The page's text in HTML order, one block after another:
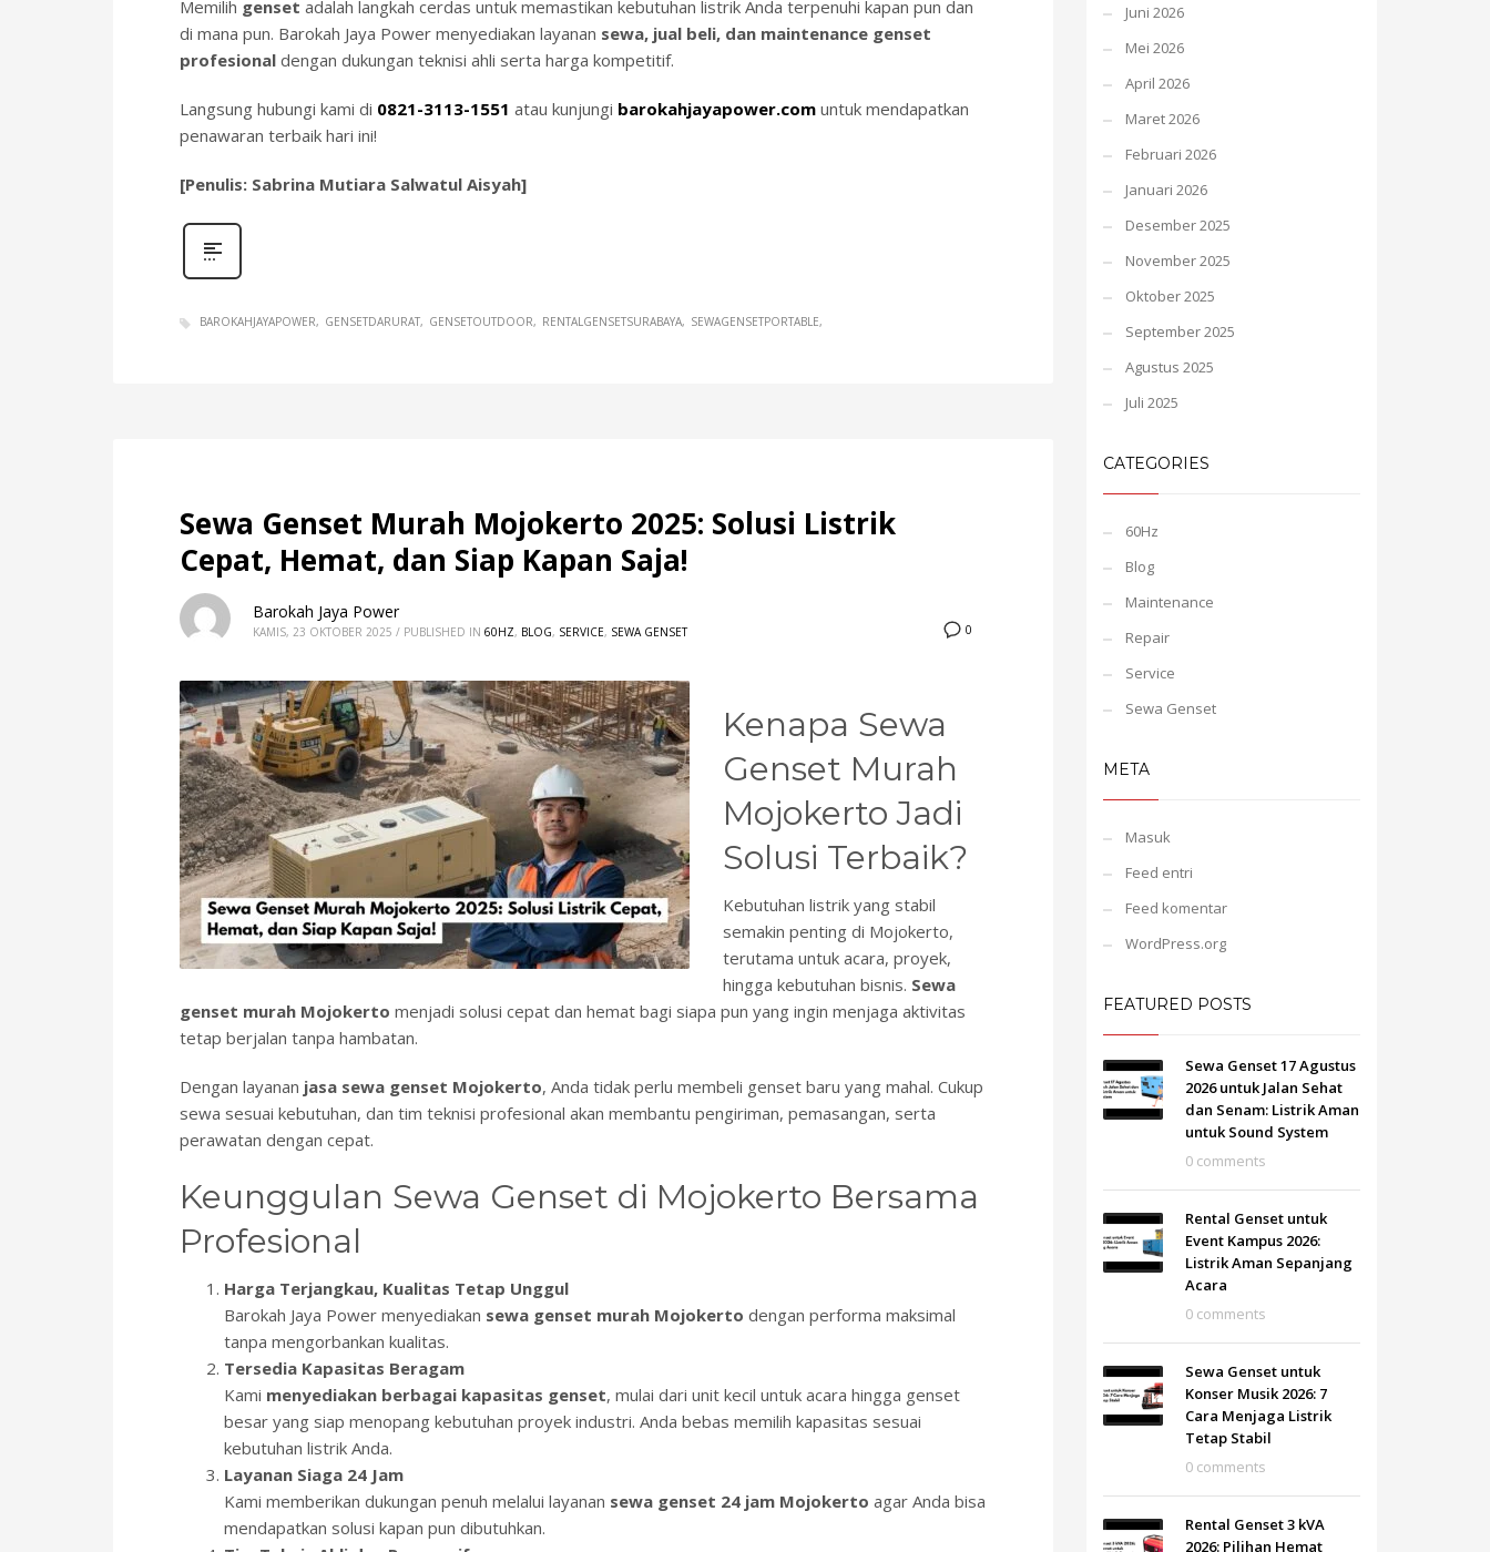
Memilih genset adalah langkah cerdas untuk memastikan kebutuhan listrik Anda terpenuhi kapan pun dan
di mana pun. Barokah Jaya Power menyediakan layanan sewa, jual beli, dan maintenance genset
profesional dengan dukungan teknisi ahli serta harga kompetitif.
Langsung hubungi kami di 0821-3113-1551 atau kunjungi barokahjayapower.com untuk mendapatkan
penawaran terbaik hari ini!
[Penulis: Sabrina Mutiara Salwatul Aisyah]
BAROKAHJAYAPOWER GENSETDARURAT GENSETOUTDOOR RENTALGENSETSURABAYA SEWAGENSETPORTABLE
Sewa Genset Murah Mojokerto 2025: Solusi Listrik
Cepat, Hemat, dan Siap Kapan Saja!
0
Barokah Jaya Power
KAMIS, 23 OKTOBER 2025 / PUBLISHED IN 60HZ, BLOG, SERVICE, SEWA GENSET
Kenapa Sewa
Genset Murah
Mojokerto Jadi
Solusi Terbaik?
Kebutuhan listrik yang stabil
semakin penting di Mojokerto,
terutama untuk acara, proyek,
hingga kebutuhan bisnis. Sewa
genset murah Mojokerto menjadi solusi cepat dan hemat bagi siapa pun yang ingin menjaga aktivitas
tetap berjalan tanpa hambatan.
Dengan layanan jasa sewa genset Mojokerto, Anda tidak perlu membeli genset baru yang mahal. Cukup
sewa sesuai kebutuhan, dan tim teknisi profesional akan membantu pengiriman, pemasangan, serta
perawatan dengan cepat.
Keunggulan Sewa Genset di Mojokerto Bersama
Profesional
Harga Terjangkau, Kualitas Tetap Unggul
Barokah Jaya Power menyediakan sewa genset murah Mojokerto dengan performa maksimal
tanpa mengorbankan kualitas.
Tersedia Kapasitas Beragam
Kami menyediakan berbagai kapasitas genset, mulai dari unit kecil untuk acara hingga genset
besar yang siap menopang kebutuhan proyek industri. Anda bebas memilih kapasitas sesuai
kebutuhan listrik Anda.
Layanan Siaga 24 Jam
Kami memberikan dukungan penuh melalui layanan sewa genset 24 jam Mojokerto agar Anda bisa
mendapatkan solusi kapan pun dibutuhkan.
Juni 2026
Mei 2026
April 2026
Maret 2026
Februari 2026
Januari 2026
Desember 2025
November 2025
Oktober 2025
September 2025
Agustus 2025
Juli 2025
CATEGORIES
60Hz
Blog
Maintenance
Repair
Service
Sewa Genset
META
Masuk
Feed entri
Feed komentar
WordPress.org
FEATURED POSTS
Sewa Genset 17 Agustus
2026 untuk Jalan Sehat
dan Senam: Listrik Aman
untuk Sound System
0 comments
Rental Genset untuk
Event Kampus 2026:
Listrik Aman Sepanjang
Acara
0 comments
Sewa Genset untuk
Konser Musik 2026: 7
Cara Menjaga Listrik
Tetap Stabil
0 comments
Rental Genset 3 kVA
2026: Pilihan Hemat